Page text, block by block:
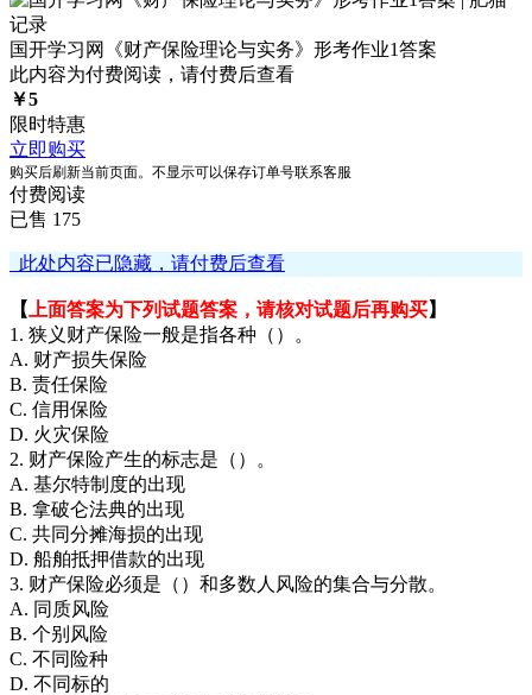
国开学习网《财产保险理论与实务》形考作业1答案
此内容为付费阅读，请付费后查看
￥5
限时特惠
立即购买
购买后刷新当前页面。不显示可以保存订单号联系客服
付费阅读
已售 175
此处内容已隐藏，请付费后查看
【 上面答案为下列试题答案，请核对试题后再购买】
1. 狭义财产保险一般是指各种（）。
A. 财产损失保险
B. 责任保险
C. 信用保险
D. 火灾保险
2. 财产保险产生的标志是（）。
A. 基尔特制度的出现
B. 拿破仑法典的出现
C. 共同分摊海损的出现
D. 船舶抵押借款的出现
3. 财产保险必须是（）和多数人风险的集合与分散。
A. 同质风险
B. 个别风险
C. 不同险种
D. 不同标的